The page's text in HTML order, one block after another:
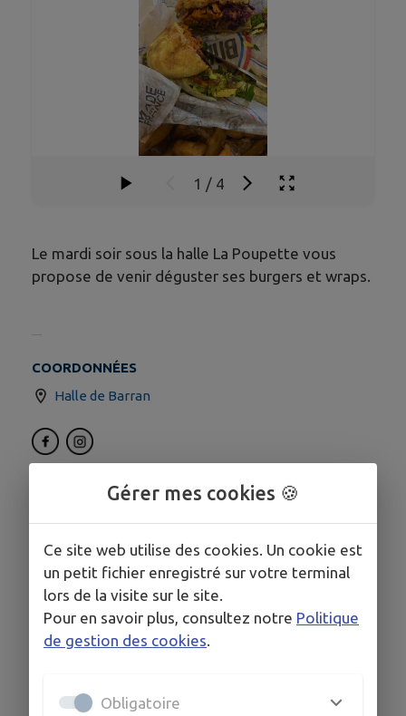
1 / 4
Le mardi soir sous la halle La Poupette vous
propose de venir déguster ses burgers et wraps.
COORDONNÉES
Halle de Barran
Gérer mes cookies 🍪
Ce site web utilise des cookies. Un cookie est
un petit fichier enregistré sur votre terminal
lors de la visite sur le site.
Pour en savoir plus, consultez notre Politique
de gestion des cookies.
Obligatoire